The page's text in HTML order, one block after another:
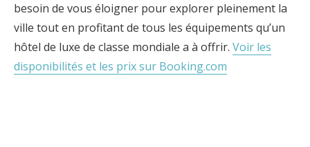
besoin de vous éloigner pour explorer pleinement la
ville tout en profitant de tous les équipements qu’un
hôtel de luxe de classe mondiale a à offrir. Voir les
disponibilités et les prix sur Booking.com